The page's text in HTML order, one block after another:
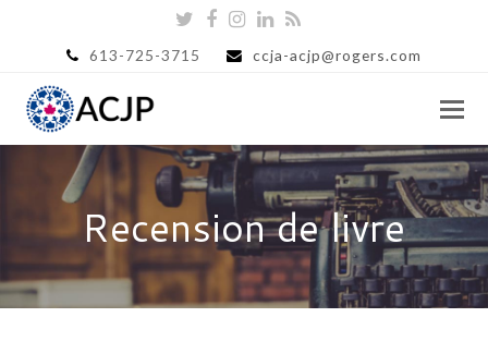
Twitter
Facebook
Instagram
LinkedIn
613-725-3715 ccja-acjp@rogers.com
Recension de livre